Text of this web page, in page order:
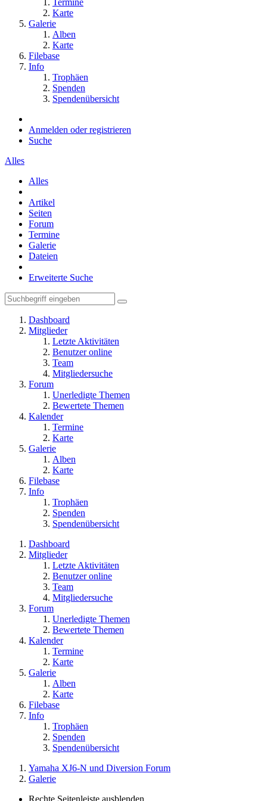
Karte
Galerie
Alben
Karte
Filebase
Info
Trophäen
Spenden
Spendenübersicht
Anmelden oder registrieren
Suche
Alles
Alles
Artikel
Seiten
Forum
Termine
Galerie
Dateien
Erweiterte Suche
Dashboard
Mitglieder
Letzte Aktivitäten
Benutzer online
Team
Mitgliedersuche
Forum
Unerledigte Themen
Bewertete Themen
Kalender
Termine
Karte
Galerie
Alben
Karte
Filebase
Info
Trophäen
Spenden
Spendenübersicht
Dashboard
Mitglieder
Letzte Aktivitäten
Benutzer online
Team
Mitgliedersuche
Forum
Unerledigte Themen
Bewertete Themen
Kalender
Termine
Karte
Galerie
Alben
Karte
Filebase
Info
Trophäen
Spenden
Spendenübersicht
Yamaha XJ6-N und Diversion Forum
Galerie
Rechte Seitenleiste ausblenden